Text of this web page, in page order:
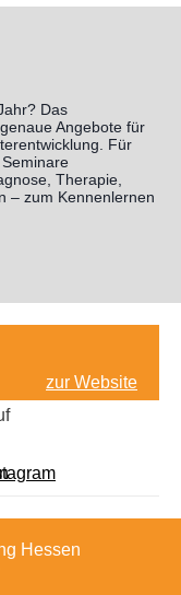
Das
Angebote für
Für
Therapie,
– zum Kennenlernen
zur Website
Hessen